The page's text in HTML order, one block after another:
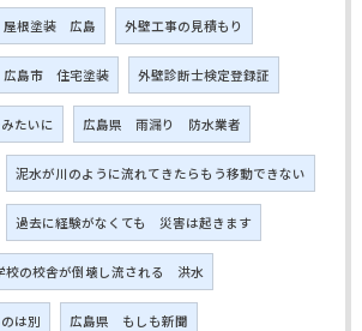
屋根塗装 広島 外壁工事の見積もり
広島市 住宅塗装 外壁診断士検定登録証
たいに 広島県 雨漏り 防水業者
泥水が川のように流れてきたらもう移動できない
過去に経験がなくても 災害は起きます
校の校舎が倒壊し流される 洪水
は別 広島県 もしも新聞